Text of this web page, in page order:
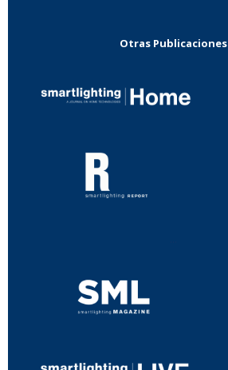
Otras Publicaciones